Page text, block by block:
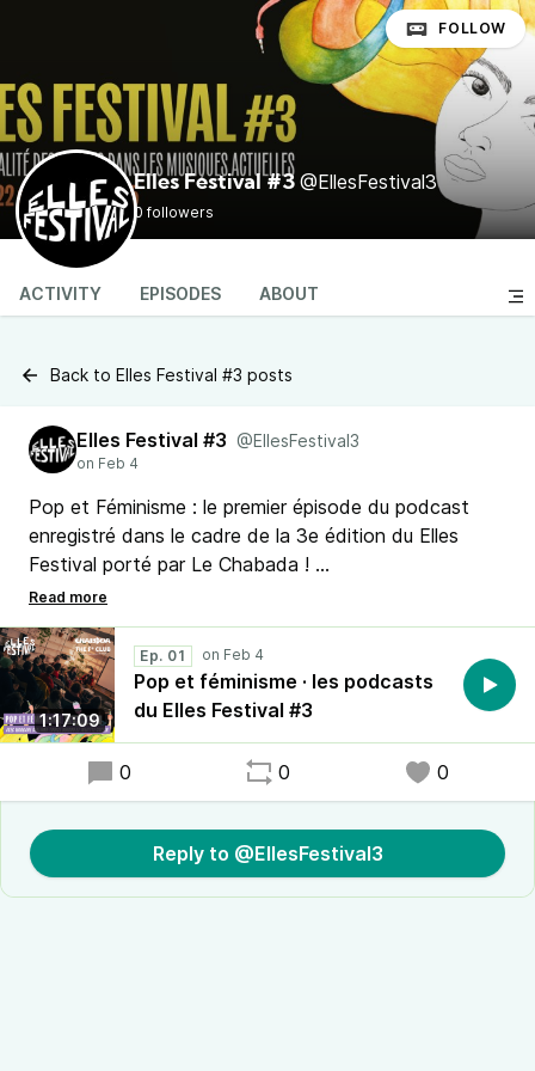
Elles Festival #3 @EllesFestival3
0 followers
FOLLOW
ACTIVITY EPISODES ABOUT
Back to Elles Festival #3 posts
Elles Festival #3 @EllesFestival3
Pop et Féminisme : le premier épisode du podcast
enregistré dans le cadre de la 3e édition du Elles
Festival porté par Le Chabada !
Une table ronde sur l'histoire des femmes artistes
dans la pop, enregistrée à WHEAT en collaboration
avec The F* Club.
Bonne écoute !
1:17:09
Ep. 01
Pop et féminisme · les podcasts
du Elles Festival #3
0 0 0
Reply to @EllesFestival3